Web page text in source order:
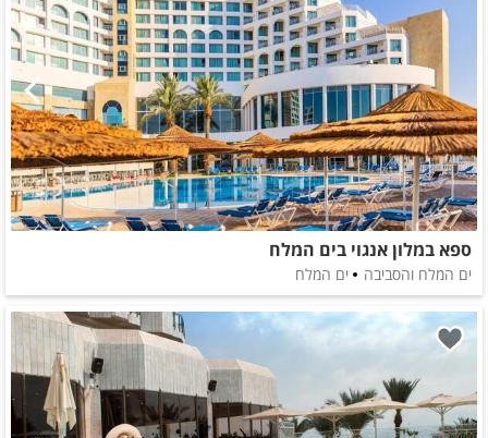
ספא במלון אנגוי בים המלח
ים המלח והסביבה ים המלח